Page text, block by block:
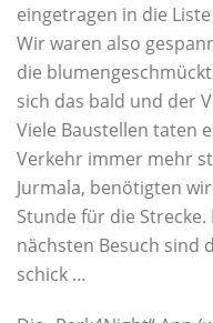
eingetragen in die
Wir waren also
die
sich das bald und der
Viele Baustellen taten
Verkehr immer mehr
Jurmala, benötigten
Stunde für die
nächsten Besuch sind
schick …